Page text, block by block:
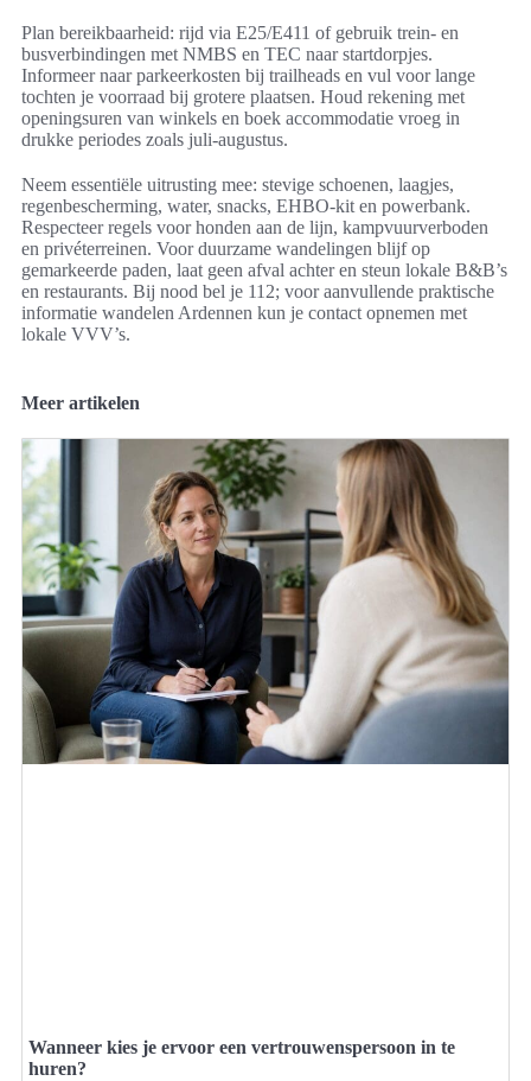
Plan bereikbaarheid: rijd via E25/E411 of gebruik trein- en
busverbindingen met NMBS en TEC naar startdorpjes.
Informeer naar parkeerkosten bij trailheads en vul voor lange
tochten je voorraad bij grotere plaatsen. Houd rekening met
openingsuren van winkels en boek accommodatie vroeg in
drukke periodes zoals juli-augustus.
Neem essentiële uitrusting mee: stevige schoenen, laagjes,
regenbescherming, water, snacks, EHBO-kit en powerbank.
Respecteer regels voor honden aan de lijn, kampvuurverboden
en privéterreinen. Voor duurzame wandelingen blijf op
gemarkeerde paden, laat geen afval achter en steun lokale B&B’s
en restaurants. Bij nood bel je 112; voor aanvullende praktische
informatie wandelen Ardennen kun je contact opnemen met
lokale VVV’s.
Meer artikelen
Wanneer kies je ervoor een vertrouwenspersoon in te
huren?